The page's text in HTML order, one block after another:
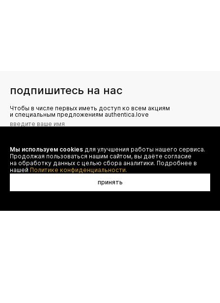
подпишитесь на нас
Чтобы в числе первых иметь доступ ко всем акциям
и специальным предложениям authentica.love
Я даю согласие на сбор, обработку и хранение моих
персональных данных (имя, email, телефон) для получения
рекламных и информационных рассылок от ООО 'БТ
Юнайтед', а также ознакомлен(а) с
Политикой конфиденциальности
Мы используем cookies для улучшения работы нашего сервиса.
Продолжая пользоваться нашим сайтом, вы даёте согласие
на обработку данных с целью сбора аналитики. Подробнее в
нашей Политике конфиденциальности.
принять